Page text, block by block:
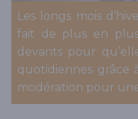
Les longs mois
fait de plus en
devants pour
quotidiennes grâce
modération pour